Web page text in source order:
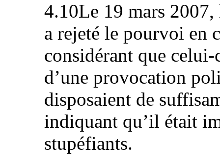
4.10Le 19 mars 2007,
a rejeté le pourvoi en
considérant que
d’une provocation
disposaient de
indiquant qu’il était
stupéfiants.